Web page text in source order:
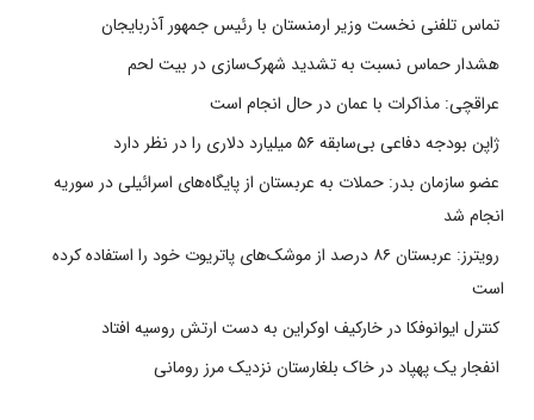
تماس تلفنی نخست وزیر ارمنستان با رئیس جمهور آذربایجان
هشدار حماس نسبت به تشدید شهرک‌سازی در بیت‌ لحم
عراقچی: مذاکرات با عمان در حال انجام است
ژاپن بودجه دفاعی بی‌سابقه ۵۶ میلیارد دلاری را در نظر دارد
عضو سازمان بدر: حملات به عربستان از پایگاه‌های اسرائیلی در سوریه
انجام شد
رویترز: عربستان ۸۶ درصد از موشک‌های پاتریوت خود را استفاده کرده
است
کنترل ایوانوفکا در خارکیف اوکراین به دست ارتش روسیه افتاد
انفجار یک پهپاد در خاک بلغارستان نزدیک مرز رومانی